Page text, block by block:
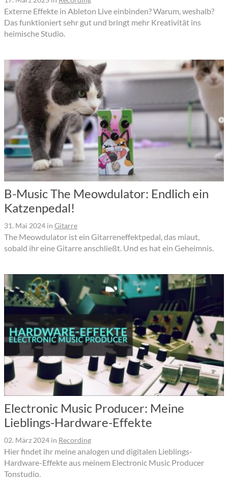
Externe Effekte in Ableton Live einbinden? Warum, weshalb?
Das funktioniert sehr gut und bringt mehr Kreativität ins
heimische Studio.
B-Music The Meowdulator: Endlich ein
Katzenpedal!
31. Mai 2024 in Gitarre
The Meowdulator ist ein Gitarreneffektpedal, das miaut,
sobald ihr eine Gitarre anschließt. Und es hat ein Geheimnis.
Electronic Music Producer: Meine
Lieblings-Hardware-Effekte
02. März 2024 in Recording
Hier findet ihr meine analogen und digitalen Lieblings-
Hardware-Effekte aus meinem Electronic Music Producer
Tonstudio.